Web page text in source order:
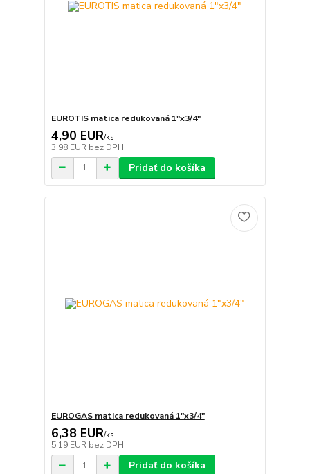
EUROTIS matica redukovaná 1"x3/4"
4,90 EUR/ks
3,98 EUR bez DPH
Pridať do košíka
EUROGAS matica redukovaná 1"x3/4"
6,38 EUR/ks
5,19 EUR bez DPH
Pridať do košíka